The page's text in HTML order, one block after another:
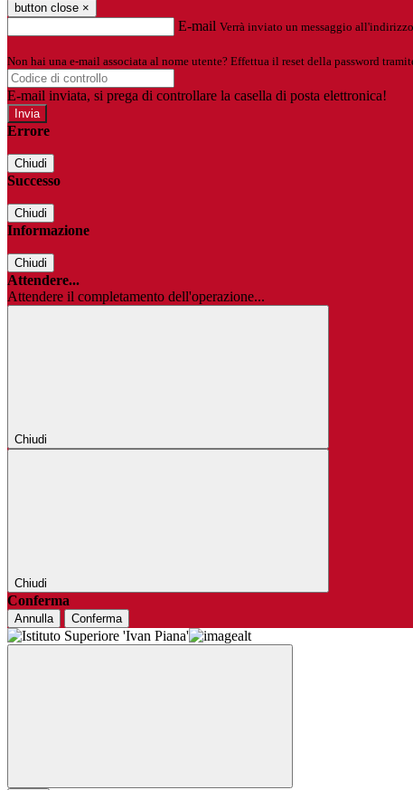
button close ×
E-mail Verrà inviato un messaggio
Non hai una e-mail associata al nome utente? Effettua il reset della password
E-mail inviata, si prega di controllare la casella di posta elettronica!
Errore
Chiudi
Successo
Chiudi
Informazione
Chiudi
Attendere...
Attendere il completamento dell'operazione...
Chiudi
Chiudi
Conferma
Annulla Conferma